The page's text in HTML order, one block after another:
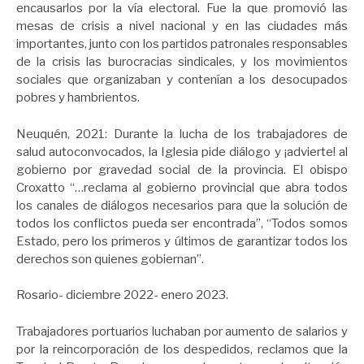
encausarlos por la vía electoral. Fue la que promovió las
mesas de crisis a nivel nacional y en las ciudades más
importantes, junto con los partidos patronales responsables
de la crisis las burocracias sindicales, y los movimientos
sociales que organizaban y contenían a los desocupados
pobres y hambrientos.
Neuquén, 2021: Durante la lucha de los trabajadores de
salud autoconvocados, la Iglesia pide diálogo y ¡advierte! al
gobierno por gravedad social de la provincia. El obispo
Croxatto “…reclama al gobierno provincial que abra todos
los canales de diálogos necesarios para que la solución de
todos los conflictos pueda ser encontrada”, “Todos somos
Estado, pero los primeros y últimos de garantizar todos los
derechos son quienes gobiernan”.
Rosario- diciembre 2022- enero 2023.
Trabajadores portuarios luchaban por aumento de salarios y
por la reincorporación de los despedidos, reclamos que la